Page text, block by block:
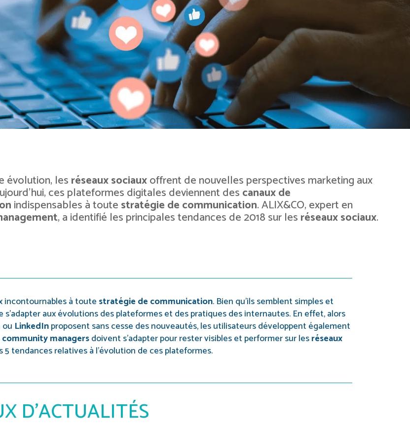
évolution, lesréseaux sociauxoffrent de nouvelles perspectives marketing aux
ces plateformes digitales deviennent descanaux de
indispensables à toutestratégie de communication. ALIX&CO, expert en
, a identifié les principales tendances de 2018 sur lesréseaux sociaux.
incontournables à toute stratégie de communication. Bien qu’ils semblent simples et
s’adapter aux évolutions des plateformes et des pratiques des internautes. En effet, alors
ou LinkedInproposent sans cesse des nouveautés, les utilisateurs développent également
community managersdoivent s’adapter pour rester visibles et performer sur lesréseaux
5 tendances relatives à l’évolution de ces plateformes.
D’ACTUALITÉS